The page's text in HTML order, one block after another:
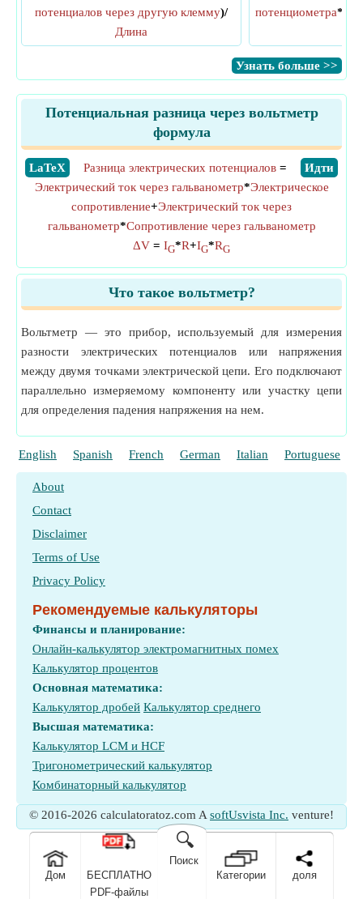
потенциалов через другую клемму)/
Длина
потенциометра*
​Узнать больше >>
Потенциальная разница через вольтметр
формула
​LaTeX ​Идти
Разница электрических потенциалов =
Электрический ток через гальванометр*Электрическое
сопротивление+Электрический ток через
гальванометр*Сопротивление через гальванометр
ΔV = IG*R+IG*RG
Что такое вольтметр?
Вольтметр — это прибор, используемый для измерения
разности электрических потенциалов или напряжения
между двумя точками электрической цепи. Его подключают
параллельно измеряемому компоненту или участку цепи
для определения падения напряжения на нем.
English Spanish French German Italian Portuguese
About
Contact
Disclaimer
Terms of Use
Privacy Policy
Рекомендуемые калькуляторы
Финансы и планирование:
Онлайн-калькулятор электромагнитных помех
Калькулятор процентов
Основная математика:
Калькулятор дробей Калькулятор среднего
Высшая математика:
Калькулятор LCM и HCF
Тригонометрический калькулятор
Комбинаторный калькулятор
© 2016-2026 calculatoratoz.com A softUsvista Inc. venture!
Дом
БЕСПЛАТНО
PDF-файлы
🔍
Поиск
Категории
доля